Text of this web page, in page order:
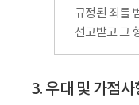
규정된 죄를
선고받고 그
3. 우대 및 가점사